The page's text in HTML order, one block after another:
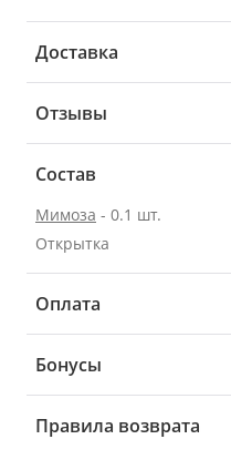
Доставка
Отзывы
Состав
Мимоза - 0.1 шт.
Открытка
Оплата
Бонусы
Правила возврата